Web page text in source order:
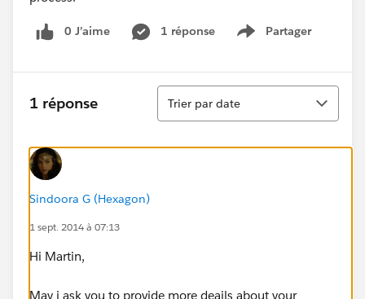
0 J’aime 1 réponse Partager
Show menu
1 réponse
Tri
Trier par date
Sindoora G (Hexagon)
1 sept. 2014 à 07:13
Hi Martin,
May i ask you to provide more deails about your